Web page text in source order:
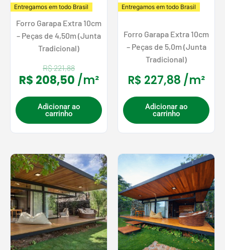
Entregamos em todo Brasil
Forro Garapa Extra 10cm
– Peças de 4,50m (Junta
Tradicional)
R$221,88
R$ 208,50 /m²
Adicionar ao
carrinho
Entregamos em todo Brasil
Forro Garapa Extra 10cm
– Peças de 5,0m (Junta
Tradicional)
R$ 227,88 /m²
Adicionar ao
carrinho